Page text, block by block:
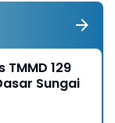
129
Sungai